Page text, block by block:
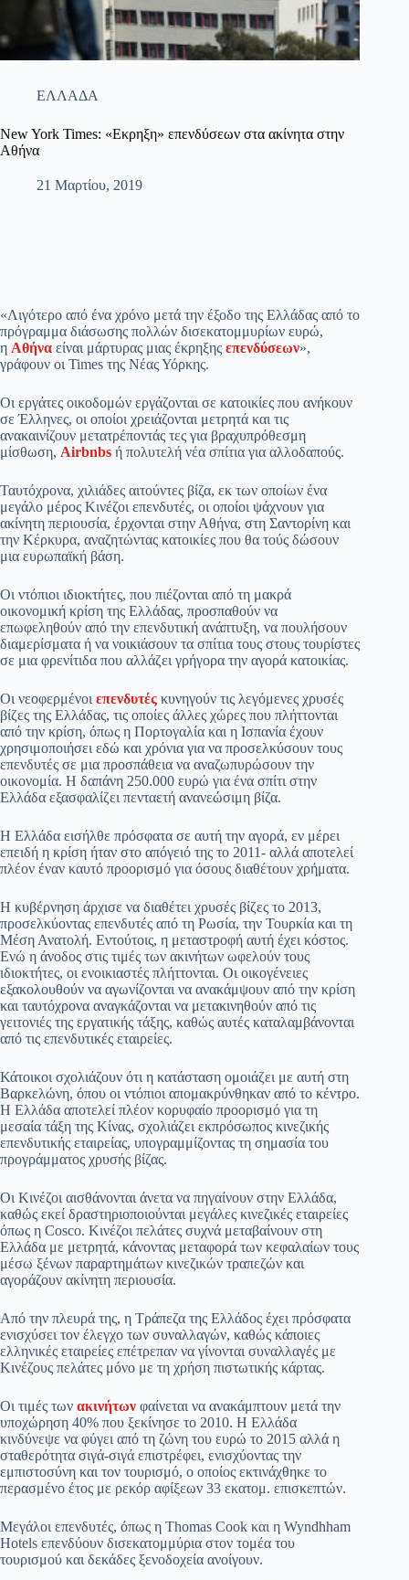
ΕΛΛΑΔΑ
New York Times: «Εκρηξη» επενδύσεων στα ακίνητα στην
Αθήνα
21 Μαρτίου, 2019
«Λιγότερο από ένα χρόνο μετά την έξοδο της Ελλάδας από το
πρόγραμμα διάσωσης πολλών δισεκατομμυρίων ευρώ,
η Αθήνα είναι μάρτυρας μιας έκρηξης επενδύσεων»,
γράφουν οι Times της Νέας Υόρκης.
Οι εργάτες οικοδομών εργάζονται σε κατοικίες που ανήκουν
σε Έλληνες, οι οποίοι χρειάζονται μετρητά και τις
ανακαινίζουν μετατρέποντάς τες για βραχυπρόθεσμη
μίσθωση, Airbnbs ή πολυτελή νέα σπίτια για αλλοδαπούς.
Ταυτόχρονα, χιλιάδες αιτούντες βίζα, εκ των οποίων ένα
μεγάλο μέρος Κινέζοι επενδυτές, οι οποίοι ψάχνουν για
ακίνητη περιουσία, έρχονται στην Αθήνα, στη Σαντορίνη και
την Κέρκυρα, αναζητώντας κατοικίες που θα τούς δώσουν
μια ευρωπαϊκή βάση.
Οι ντόπιοι ιδιοκτήτες, που πιέζονται από τη μακρά
οικονομική κρίση της Ελλάδας, προσπαθούν να
επωφεληθούν από την επενδυτική ανάπτυξη, να πουλήσουν
διαμερίσματα ή να νοικιάσουν τα σπίτια τους στους τουρίστες
σε μια φρενίτιδα που αλλάζει γρήγορα την αγορά κατοικίας.
Οι νεοφερμένοι επενδυτές κυνηγούν τις λεγόμενες χρυσές
βίζες της Ελλάδας, τις οποίες άλλες χώρες που πλήττονται
από την κρίση, όπως η Πορτογαλία και η Ισπανία έχουν
χρησιμοποιήσει εδώ και χρόνια για να προσελκύσουν τους
επενδυτές σε μια προσπάθεια να αναζωπυρώσουν την
οικονομία. Η δαπάνη 250.000 ευρώ για ένα σπίτι στην
Ελλάδα εξασφαλίζει πενταετή ανανεώσιμη βίζα.
Η Ελλάδα εισήλθε πρόσφατα σε αυτή την αγορά, εν μέρει
επειδή η κρίση ήταν στο απόγειό της το 2011- αλλά αποτελεί
πλέον έναν καυτό προορισμό για όσους διαθέτουν χρήματα.
Η κυβέρνηση άρχισε να διαθέτει χρυσές βίζες το 2013,
προσελκύοντας επενδυτές από τη Ρωσία, την Τουρκία και τη
Μέση Ανατολή. Εντούτοις, η μεταστροφή αυτή έχει κόστος.
Ενώ η άνοδος στις τιμές των ακινήτων ωφελούν τους
ιδιοκτήτες, οι ενοικιαστές πλήττονται. Οι οικογένειες
εξακολουθούν να αγωνίζονται να ανακάμψουν από την κρίση
και ταυτόχρονα αναγκάζονται να μετακινηθούν από τις
γειτονιές της εργατικής τάξης, καθώς αυτές καταλαμβάνονται
από τις επενδυτικές εταιρείες.
Κάτοικοι σχολιάζουν ότι η κατάσταση ομοιάζει με αυτή στη
Βαρκελώνη, όπου οι ντόπιοι απομακρύνθηκαν από το κέντρο.
Η Ελλάδα αποτελεί πλέον κορυφαίο προορισμό για τη
μεσαία τάξη της Κίνας, σχολιάζει εκπρόσωπος κινεζικής
επενδυτικής εταιρείας, υπογραμμίζοντας τη σημασία του
προγράμματος χρυσής βίζας.
Οι Κινέζοι αισθάνονται άνετα να πηγαίνουν στην Ελλάδα,
καθώς εκεί δραστηριοποιούνται μεγάλες κινεζικές εταιρείες
όπως η Cosco. Κινέζοι πελάτες συχνά μεταβαίνουν στη
Ελλάδα με μετρητά, κάνοντας μεταφορά των κεφαλαίων τους
μέσω ξένων παραρτημάτων κινεζικών τραπεζών και
αγοράζουν ακίνητη περιουσία.
Από την πλευρά της, η Τράπεζα της Ελλάδος έχει πρόσφατα
ενισχύσει τον έλεγχο των συναλλαγών, καθώς κάποιες
ελληνικές εταιρείες επέτρεπαν να γίνονται συναλλαγές με
Κινέζους πελάτες μόνο με τη χρήση πιστωτικής κάρτας.
Οι τιμές των ακινήτων φαίνεται να ανακάμπτουν μετά την
υποχώρηση 40% που ξεκίνησε το 2010. Η Ελλάδα
κινδύνεψε να φύγει από τη ζώνη του ευρώ το 2015 αλλά η
σταθερότητα σιγά-σιγά επιστρέφει, ενισχύοντας την
εμπιστοσύνη και τον τουρισμό, ο οποίος εκτινάχθηκε το
περασμένο έτος με ρεκόρ αφίξεων 33 εκατομ. επισκεπτών.
Μεγάλοι επενδυτές, όπως η Thomas Cook και η Wyndhham
Hotels επενδύουν δισεκατομμύρια στον τομέα του
τουρισμού και δεκάδες ξενοδοχεία ανοίγουν.